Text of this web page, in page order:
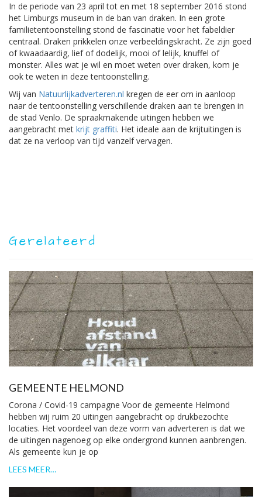
In de periode van 23 april tot en met 18 september 2016 stond
het Limburgs museum in de ban van draken. In een grote
familietentoonstelling stond de fascinatie voor het fabeldier
centraal. Draken prikkelen onze verbeeldingskracht. Ze zijn goed
of kwaadaardig, lief of dodelijk, mooi of lelijk, knuffel of
monster. Alles wat je wil en moet weten over draken, kom je
ook te weten in deze tentoonstelling.
Wij van Natuurlijkadverteren.nl kregen de eer om in aanloop
naar de tentoonstelling verschillende draken aan te brengen in
de stad Venlo. De spraakmakende uitingen hebben we
aangebracht met krijt graffiti. Het ideale aan de krijtuitingen is
dat ze na verloop van tijd vanzelf vervagen.
Gerelateerd
GEMEENTE HELMOND
Corona / Covid-19 campagne Voor de gemeente Helmond
hebben wij ruim 20 uitingen aangebracht op drukbezochte
locaties. Het voordeel van deze vorm van adverteren is dat we
de uitingen nagenoeg op elke ondergrond kunnen aanbrengen.
Als gemeente kun je op
LEES MEER…